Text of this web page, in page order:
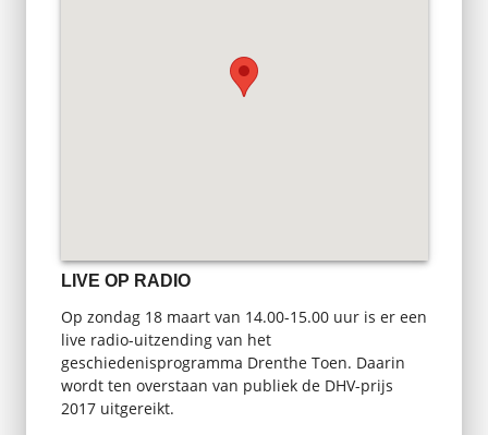
LIVE OP RADIO
Op zondag 18 maart van 14.00-15.00 uur is er een
live radio-uitzending van het
geschiedenisprogramma Drenthe Toen. Daarin
wordt ten overstaan van publiek de DHV-prijs
2017 uitgereikt.